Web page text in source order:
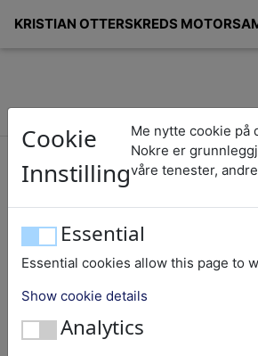
KRISTIAN OTTERSKREDS
Cookie
Innstilling
Me nytte cookie på
Nokre er
våre tenester,
Essential
Essential cookies allow this page to
Show cookie details
Analytics
førti-fem/645
Ukjent
Nummer:645
Objekt:
Tater-handverk-
Fabrikat:
Ukjent